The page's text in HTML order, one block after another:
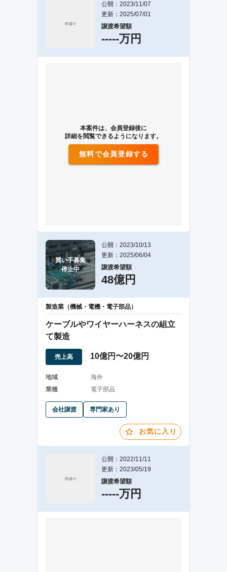
公開：2023/11/07
更新：2025/07/01
譲渡希望額
-----万円
本案件は、会員登録後に
詳細を閲覧できるようになります。
無料で会員登録する
買い手募集
停止中
公開：2023/10/13
更新：2025/06/04
譲渡希望額
48億円
製造業（機械・電機・電子部品）
ケーブルやワイヤーハーネスの組立
て製造
売上高 10億円〜20億円
地域
海外
業種
電子部品
会社譲渡 専門家あり
お気に入り
公開：2022/11/11
更新：2023/05/19
譲渡希望額
-----万円